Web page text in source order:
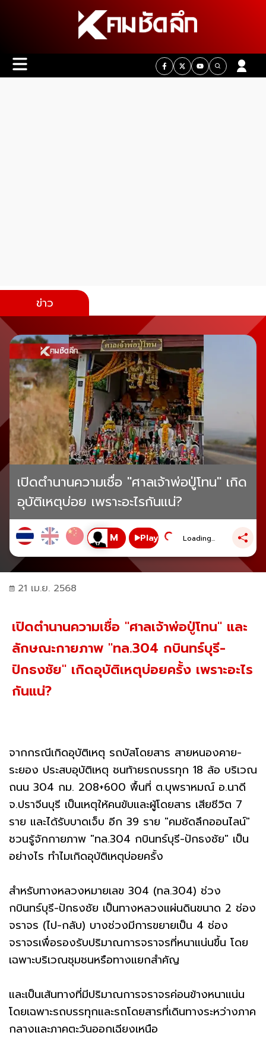
ข่าว
เปิดตำนานความเชื่อ "ศาลเจ้าพ่อปู่โทน" เกิด
อุบัติเหตุบ่อย เพราะอะไรกันแน่?
Play Loading...
21 เม.ย. 2568
เปิดตำนานความเชื่อ "ศาลเจ้าพ่อปู่โทน" และ
ลักษณะกายภาพ "ทล.304 กบินทร์บุรี-
ปักธงชัย" เกิดอุบัติเหตุบ่อยครั้ง เพราะอะไร
กันแน่?
จากกรณีเกิดอุบัติเหตุ รถบัสโดยสาร สายหนองคาย-
ระยอง ประสบอุบัติเหตุ ชนท้ายรถบรรทุก 18 ล้อ บริเวณ
ถนน 304 กม. 208+600 พื้นที่ ต.บุพราหมณ์ อ.นาดี
จ.ปราจีนบุรี เป็นเหตุให้คนขับและผู้โดยสาร เสียชีวิต 7
ราย และได้รับบาดเจ็บ อีก 39 ราย "คมชัดลึกออนไลน์"
ชวนรู้จักกายภาพ "ทล.304 กบินทร์บุรี-ปักธงชัย" เป็น
อย่างไร ทำไมเกิดอุบัติเหตุบ่อยครั้ง
สำหรับทางหลวงหมายเลข 304 (ทล.304) ช่วง
กบินทร์บุรี-ปักธงชัย เป็นทางหลวงแผ่นดินขนาด 2 ช่อง
จราจร (ไป-กลับ) บางช่วงมีการขยายเป็น 4 ช่อง
จราจรเพื่อรองรับปริมาณการจราจรที่หนาแน่นขึ้น โดย
เฉพาะบริเวณชุมชนหรือทางแยกสำคัญ
และเป็นเส้นทางที่มีปริมาณการจราจรค่อนข้างหนาแน่น
โดยเฉพาะรถบรรทุกและรถโดยสารที่เดินทางระหว่างภาค
กลางและภาคตะวันออกเฉียงเหนือ